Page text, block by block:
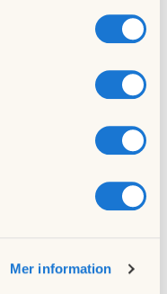
urval.
Mer information